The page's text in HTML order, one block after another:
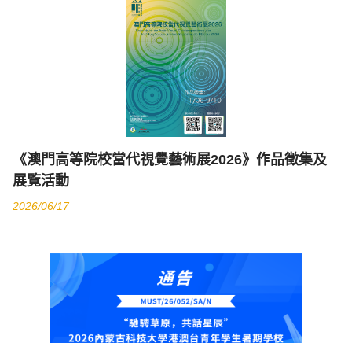
《澳門高等院校當代視覺藝術展2026》作品徵集及
展覧活動
2026/06/17